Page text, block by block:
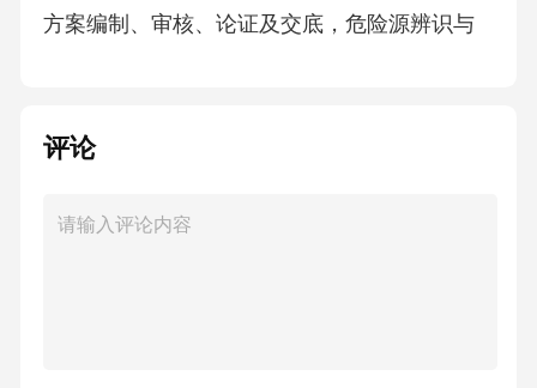
方案编制、审核、论证及交底，危险源辨识与
管理及统计分析等；（七）应急救援管理：包
物资储备等；（八）事故报告与处理：包括事
评论